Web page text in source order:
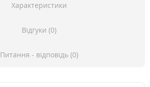
Характеристики
Відгуки (0)
Питання - відповідь (0)